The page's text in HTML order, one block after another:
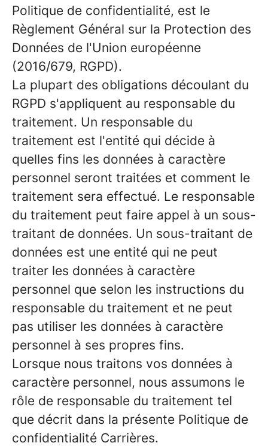
Politique de confidentialité, est le
Règlement Général sur la Protection des
Données de l'Union européenne
(2016/679, RGPD).
La plupart des obligations découlant du
RGPD s'appliquent au responsable du
traitement. Un responsable du
traitement est l'entité qui décide à
quelles fins les données à caractère
personnel seront traitées et comment le
traitement sera effectué. Le responsable
du traitement peut faire appel à un sous-
traitant de données. Un sous-traitant de
données est une entité qui ne peut
traiter les données à caractère
personnel que selon les instructions du
responsable du traitement et ne peut
pas utiliser les données à caractère
personnel à ses propres fins.
Lorsque nous traitons vos données à
caractère personnel, nous assumons le
rôle de responsable du traitement tel
que décrit dans la présente Politique de
confidentialité Carrières.